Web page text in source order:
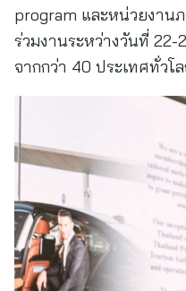
program และหน่วยงาน
ร่วมงานระหว่างวันที่
จากกว่า 40 ประเทศทั่วโ